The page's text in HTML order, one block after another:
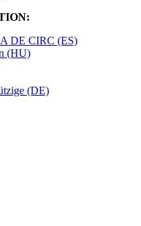
DE CIRC (ES)
(HU)
(DE)